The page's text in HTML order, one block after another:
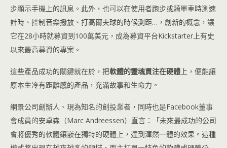
步顯示手機上的訊息。此外，也可以在使用者跑步或騎單車時測速
計時、控制音樂撥放、打高爾夫球的時候測距…，創新的概念，讓
它在28小時就募資到100萬美元，成為募資平台Kickstarter上有史
以來最高募資的專案。
這些產品成功的關鍵就在於，把軟體的靈魂貫注在硬體 上，便能讓
原本生冷有距離感的產品，充滿故事和生命力。
網景公司創辦人、現為知名的創投業者，同時也是Facebook董事
會成員的安卓森（Marc Andreessen）直言：「未來最成功的公司
會將優秀的軟體鑲嵌在獨特的硬體上，達到渾然一體的效果。這種